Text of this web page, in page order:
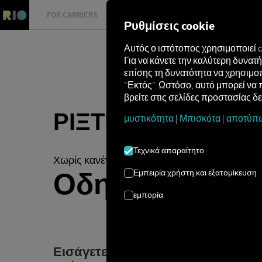
FOR CARRIERS
ΡΊΞΤΕ ΜΙΑ ΜΑΤΙΆ
Χωρίς κανένα πρόβλημα με τον δοκιμαστικό
Οδηγός
Ρυθμίσεις cookie
Αυτός ο ιστότοπος
Για να κάνετε την καλύτερη
επίσης τη δυνατότητα να
"Εκτός". Ωστόσο, αυτό μπορεί να
βρείτε στις σελίδες προστασίας
μυστικότητα | Μπισκότα |
Τεχνικά απαραίτητο
Εμπειρία χρήστη και εξατομίκευση
εμπορία